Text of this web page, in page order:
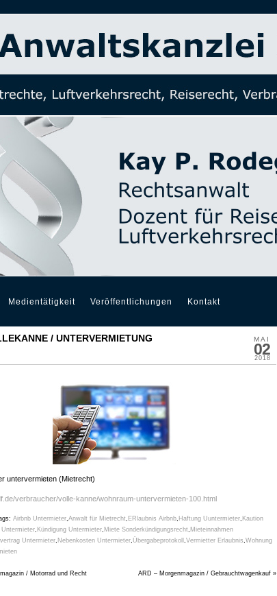
Medientätigkeit Veröffentlichungen Kontakt
MAI
02
2018
/ UNTERVERMIETUNG
untervermieten (Mietrecht)
verbraucher/volle-kanne/wohnraum-untervermieten-100.html
Airbnb Untermieter,Anwalt für Mietrecht, ERlaubnis Airbnb, Haftung Uuntermieter, Kaution
, Kündigung Untermieter, Miete Sonderkündigungsrecht, Mieteinnahmen
Untermieter, Nebenkosten Untermieter,Übergabeprotokoll ,Vermietter Erlaubnis,Wohnung
/ Motorrad und Recht ARD – Morgenmagazin / Gebrauchtwagenkauf »